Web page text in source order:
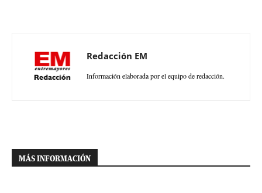
Redacción EM
Información elaborada por el equipo de redacción.
MÁS INFORMACIÓN